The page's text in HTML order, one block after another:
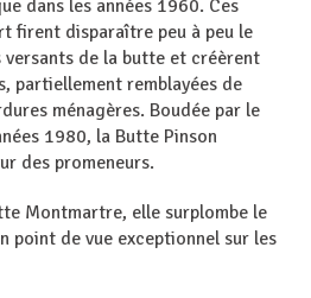
dans les années 1960. Ces
firent disparaître peu à peu le
de la butte et créèrent
partiellement remblayées de
ménagères. Boudée par le
1980, la Butte Pinson
des promeneurs.
Montmartre, elle surplombe le
point de vue exceptionnel sur les